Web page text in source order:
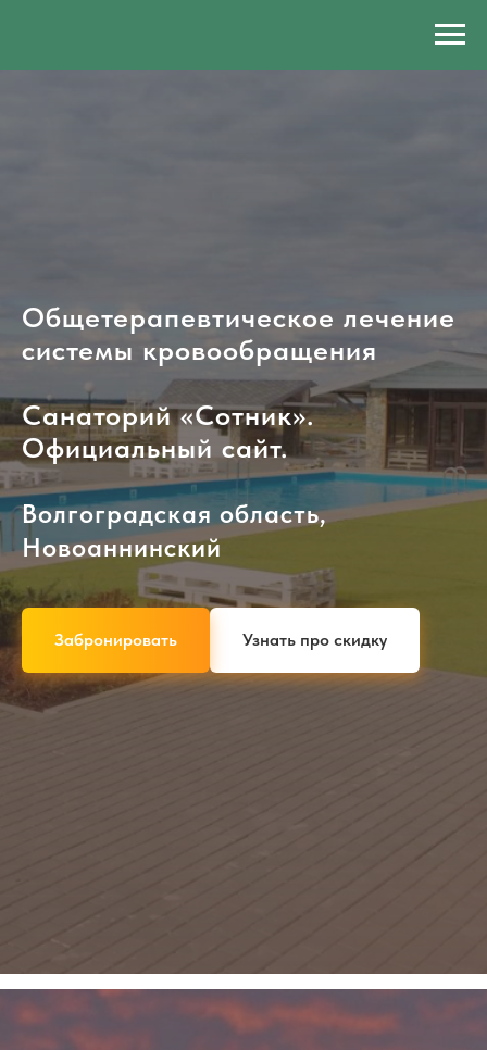
Общетерапевтичеcкое лечение
системы кровообращения
Санаторий «Сотник».
Официальный сайт.
Волгоградская область,
Новоаннинский
Забронировать Узнать про скидку